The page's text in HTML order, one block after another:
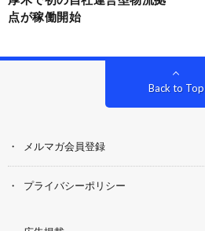
点が稼働開始
Back to Top
メルマガ会員登録
プライバシーポリシー